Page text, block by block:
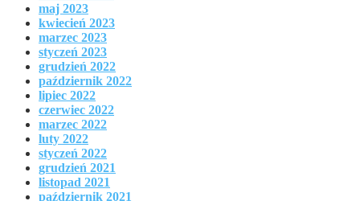
maj 2023
kwiecień 2023
marzec 2023
styczeń 2023
grudzień 2022
październik 2022
lipiec 2022
czerwiec 2022
marzec 2022
luty 2022
styczeń 2022
grudzień 2021
listopad 2021
październik 2021